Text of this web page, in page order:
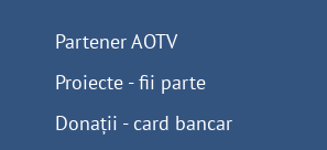
Partener AOTV
Proiecte - fii parte
Donații - card bancar